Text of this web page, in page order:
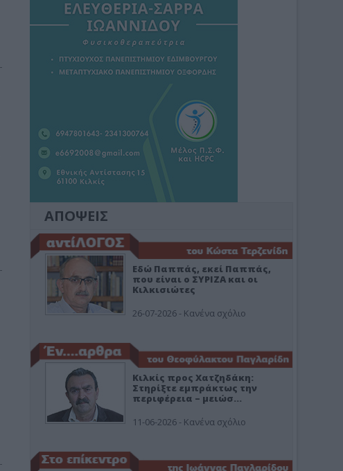
ΑΠΟΨΕΙΣ
Εδώ Παππάς, εκεί Παππάς,
που είναι ο ΣΥΡΙΖΑ και οι
Κιλκισιώτες
26-07-2026 - Κανένα σχόλιο
Κιλκίς προς Χατζηδάκη:
Στηρίξτε εμπράκτως την
περιφέρεια – μειώσ…
11-06-2026 - Κανένα σχόλιο